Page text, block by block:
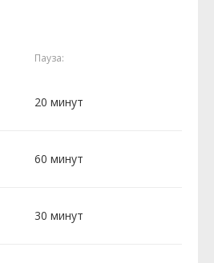
Пауза:
20 минут
60 минут
30 минут